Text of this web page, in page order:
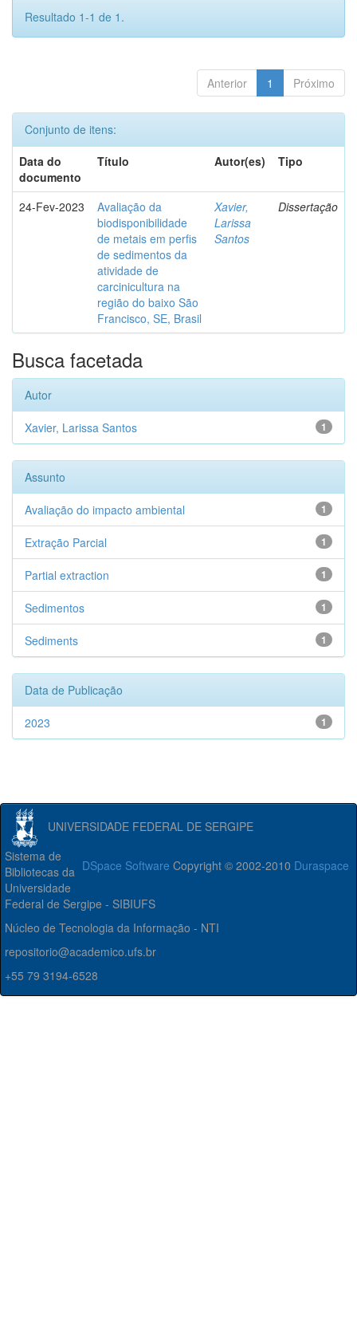
Resultado 1-1 de 1.
Anterior 1 Próximo
Conjunto de itens:
Data do
documento
Título Autor(es) Tipo
24-Fev-2023
Avaliação da
biodisponibilidade
de metais em perfis
de sedimentos da
atividade de
carcinicultura na
região do baixo São
Francisco, SE, Brasil
Xavier,
Larissa
Santos
Dissertação
Busca facetada
Autor
1
Xavier, Larissa Santos
Assunto
1
Avaliação do impacto ambiental
1
Extração Parcial
1
Partial extraction
1
Sedimentos
1
Sediments
Data de Publicação
1
2023
UNIVERSIDADE FEDERAL DE SERGIPE
DSpace Software Copyright © 2002-2010 Duraspace
Sistema de
Bibliotecas da
Universidade
Federal de Sergipe - SIBIUFS
Núcleo de Tecnologia da Informação - NTI
repositorio@academico.ufs.br
+55 79 3194-6528